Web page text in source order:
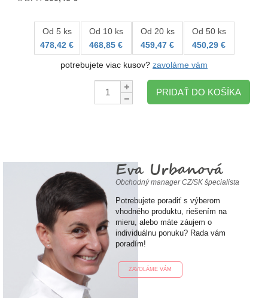
Od 5 ks
478,42 €
Od 10 ks
468,85 €
Od 20 ks
459,47 €
Od 50 ks
450,29 €
potrebujete viac kusov? zavoláme vám
Množstvo:
PRIDAŤ DO KOŠÍKA
Eva Urbanová
Obchodný manager CZ/SK špecialista
Potrebujete poradiť s výberom
vhodného produktu, riešením na
mieru, alebo máte záujem o
individuálnu ponuku? Rada vám
poradím!
ZAVOLÁME VÁM